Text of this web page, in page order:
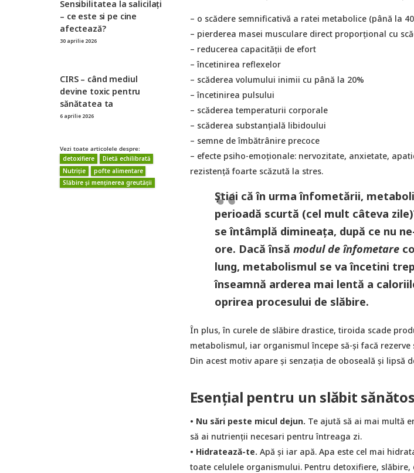
Sensibilitatea la salicilați
– ce este si pe cine
afectează?
30 aprilie 2026
CIRS – când mediul
devine toxic pentru
sănătatea ta
6 aprilie 2026
Vezi toate articolele despre:
detoxifiere
Dietă echilibrată
Nutriție
pofte alimentare
Slăbire și menținerea greutății
– o scădere semnificativă a ratei metabolice (până la
– pierderea masei musculare direct proporţional cu
– reducerea capacității de efort
– încetinirea reflexelor
– scăderea volumului inimii cu până la 20%
– încetinirea pulsului
– scăderea temperaturii corporale
– scăderea substanțială libidoului
– semne de îmbătrânire precoce
– efecte psiho-emoționale: nervozitate, anxietate,
rezistență foarte scăzută la stres.
Știai că în urma înfometării,
perioadă scurtă (cel mult câteva
se întâmplă dimineața, după ce nu
ore. Dacă însă modul de înfometare
lung, metabolismul se va încetini
înseamnă arderea mai lentă a
oprirea procesului de slăbire.
În plus, în curele de slăbire drastice, tiroida scade
metabolismul, iar organismul începe să-şi facă
Din acest motiv apare și senzația de oboseală și lipsă
Esențial pentru un slăbit sănătos
• Nu sări peste micul dejun. Te ajută să ai mai multă
să ai nutrienții necesari pentru întreaga zi.
• Hidratează-te. Apă și iar apă. Apa este cel mai
toate celulele organismului. Pentru detoxifiere,